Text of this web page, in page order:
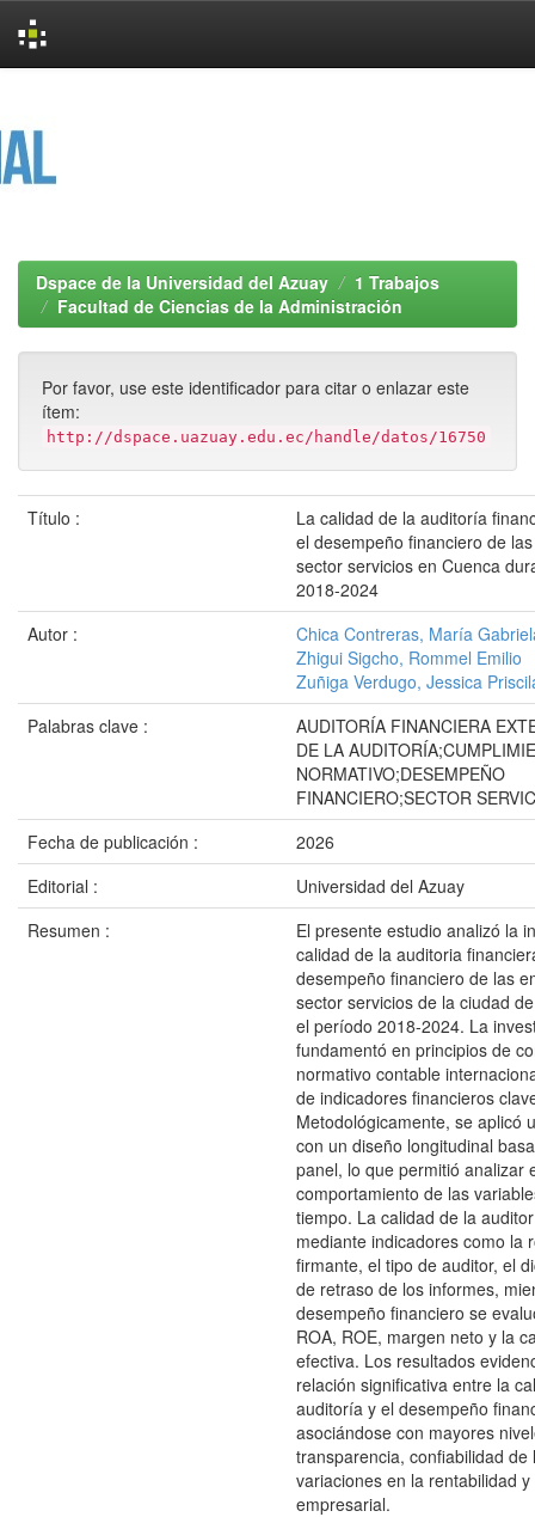
Dspace de la Universidad del Azuay
1 Trabajos
Facultad de Ciencias de la Administración
Por favor, use este identificador para citar o enlazar este
ítem:
http://dspace.uazuay.edu.ec/handle/datos/16750
Título :
La calidad de la auditoría
el desempeño financiero de
sector servicios en Cuenca
2018-2024
Autor :
Chica Contreras, María
Zhigui Sigcho, Rommel Emilio
Zuñiga Verdugo, Jessica
Palabras clave :
AUDITORÍA FINANCIERA
DE LA
NORMATIVO;DESEMPEÑO
FINANCIERO;SECTOR
Fecha de publicación :
2026
Editorial :
Universidad del Azuay
Resumen :
El presente estudio analizó la
calidad de la auditoria
desempeño financiero de las
sector servicios de la ciudad
el período 2018-2024. La
fundamentó en principios de
normativo contable
de indicadores financieros
Metodológicamente, se aplicó
con un diseño longitudinal
panel, lo que permitió analizar
comportamiento de las
tiempo. La calidad de la
mediante indicadores como la
firmante, el tipo de auditor, el
de retraso de los informes,
desempeño financiero se
ROA, ROE, margen neto y la
efectiva. Los resultados
relación significativa entre la
auditoría y el desempeño
asociándose con mayores
transparencia, confiabilidad de
variaciones en la rentabilidad
empresarial.